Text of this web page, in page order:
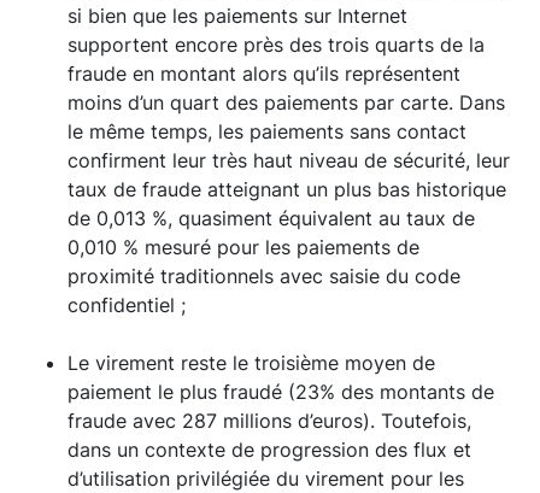
si bien que les paiements sur Internet
supportent encore près des trois quarts de la
fraude en montant alors qu’ils représentent
moins d’un quart des paiements par carte. Dans
le même temps, les paiements sans contact
confirment leur très haut niveau de sécurité, leur
taux de fraude atteignant un plus bas historique
de 0,013 %, quasiment équivalent au taux de
0,010 % mesuré pour les paiements de
proximité traditionnels avec saisie du code
confidentiel ;
Le virement reste le troisième moyen de
paiement le plus fraudé (23% des montants de
fraude avec 287 millions d’euros). Toutefois,
dans un contexte de progression des flux et
d’utilisation privilégiée du virement pour les